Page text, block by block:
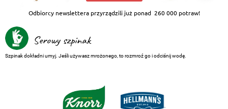
Odbiorcy newslettera przyrządzili już ponad 260 000 potraw!
Serowy szpinak
Szpinak dokładni umyj. Jeśli używasz mrożonego, to rozmroź go i odciśnij wodę.